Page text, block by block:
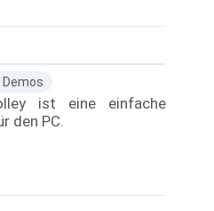
Demos
ist eine einfache
den PC.